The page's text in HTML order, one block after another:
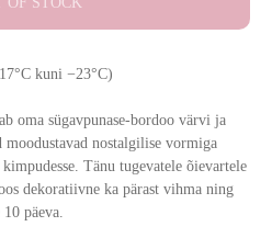
kuni −23°C)
oma sügavpunase-bordoo värvi ja
nostalgilise vormiga
Tänu tugevatele õievartele
dekoratiivne ka pärast vihma ning
päeva.